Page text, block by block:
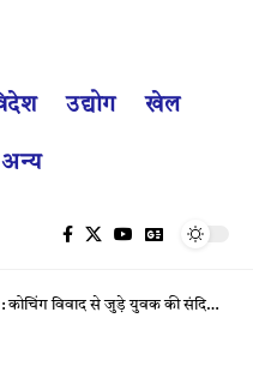
उद्योग खेल
अन्य
जुड़े युवक की संदिग्ध मौत, प्रिंस के निधन से सनसनी